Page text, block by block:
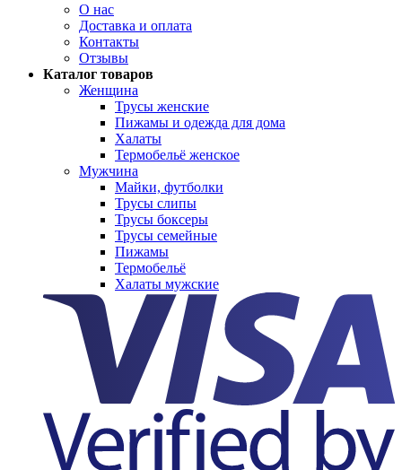
О нас
Доставка и оплата
Контакты
Отзывы
Каталог товаров
Женщина
Трусы женские
Пижамы и одежда для дома
Халаты
Термобельё женское
Мужчина
Майки, футболки
Трусы слипы
Трусы боксеры
Трусы семейные
Пижамы
Термобельё
Халаты мужские